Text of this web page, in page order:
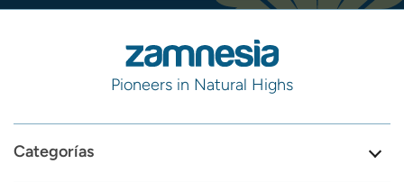
Pioneers in Natural Highs
Categorías